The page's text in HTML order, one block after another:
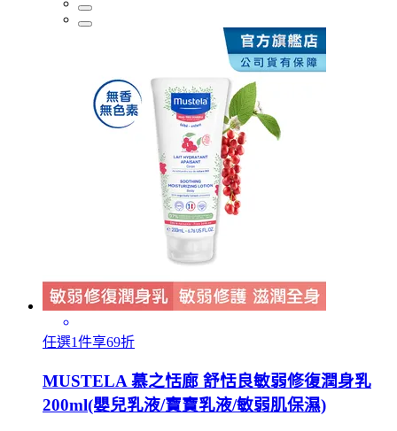
任選1件享69折
MUSTELA 慕之恬廊 舒恬良敏弱修復潤身乳
200ml(嬰兒乳液/寶寶乳液/敏弱肌保濕)